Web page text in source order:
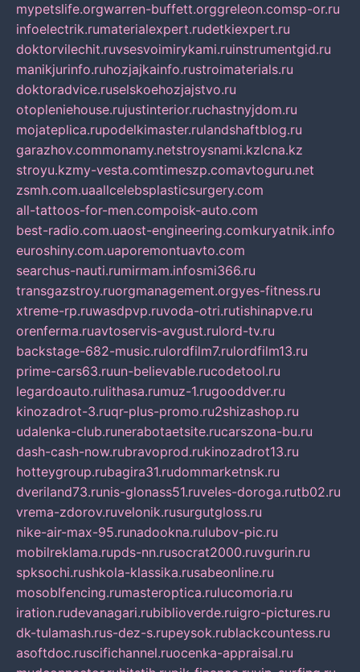
mypetslife.orgwarren-buffett.orggreleon.comsp-or.ru
infoelectrik.rumaterialexpert.rudetkiexpert.ru
doktorvilechit.ruvsesvoimirykami.ruinstrumentgid.ru
manikjurinfo.ruhozjajkainfo.rustroimaterials.ru
doktoradvice.ruselskoehozjajstvo.ru
otopleniehouse.rujustinterior.ruchastnyjdom.ru
mojateplica.rupodelkimaster.rulandshaftblog.ru
garazhov.commonamy.netstroysnami.kzlcna.kz
stroyu.kzmy-vesta.comtimeszp.comavtoguru.net
zsmh.com.uaallcelebsplasticsurgery.com
all-tattoos-for-men.compoisk-auto.com
best-radio.com.uaost-engineering.comkuryatnik.info
euroshiny.com.uaporemontuavto.com
searchus-nauti.rumirmam.infosmi366.ru
transgazstroy.ruorgmanagement.orgyes-fitness.ru
xtreme-rp.ruwasdpvp.ruvoda-otri.rutishinapve.ru
orenferma.ruavtoservis-avgust.rulord-tv.ru
backstage-682-music.rulordfilm7.rulordfilm13.ru
prime-cars63.ruun-believable.rucodetool.ru
legardoauto.rulithasa.rumuz-1.rugooddver.ru
kinozadrot-3.ruqr-plus-promo.ru2shizashop.ru
udalenka-club.runerabotaetsite.rucarszona-bu.ru
dash-cash-now.rubravoprod.rukinozadrot13.ru
hotteygroup.rubagira31.rudommarketnsk.ru
dveriland73.runis-glonass51.ruveles-doroga.rutb02.ru
vrema-zdorov.ruvelonik.rusurgutgloss.ru
nike-air-max-95.runadookna.rulubov-pic.ru
mobilreklama.rupds-nn.rusocrat2000.ruvgurin.ru
spksochi.rushkola-klassika.rusabeonline.ru
mosoblfencing.rumasteroptica.rulucomoria.ru
iration.rudevanagari.rubiblioverde.ruigro-pictures.ru
dk-tulamash.rus-dez-s.rupeysok.rublackcountess.ru
asoftdoc.ruscifichannel.ruocenka-appraisal.ru